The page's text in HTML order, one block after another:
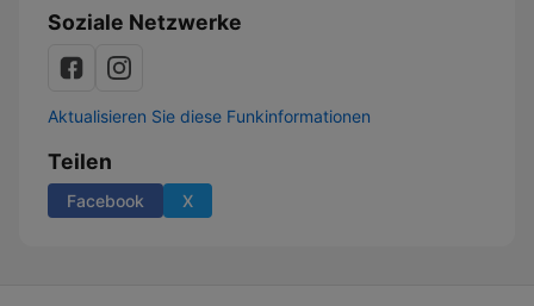
Soziale Netzwerke
Aktualisieren Sie diese Funkinformationen
Teilen
Facebook X